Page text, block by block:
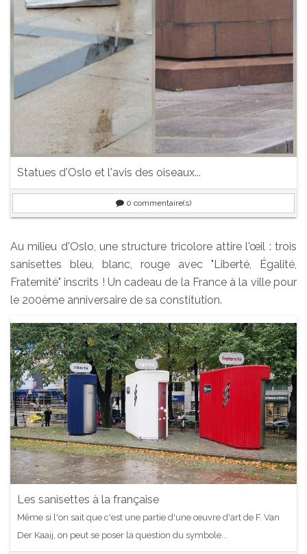
Statues d'Oslo et l'avis des oiseaux...
0 commentaire(s)
Au milieu d'Oslo, une structure tricolore attire l'œil : trois
sanisettes bleu, blanc, rouge avec "Liberté, Égalité,
Fraternité" inscrits ! Un cadeau de la France à la ville pour
le 200ème anniversaire de sa constitution.
Les sanisettes à la française
Même si l'on sait que c'est une partie d'une œuvre d'art de F. Van
Der Kaaij, on peut se poser la question du symbole...